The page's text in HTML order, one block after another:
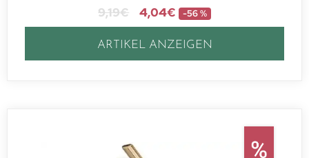
9,19€ 4,04€ -56 %
ARTIKEL ANZEIGEN